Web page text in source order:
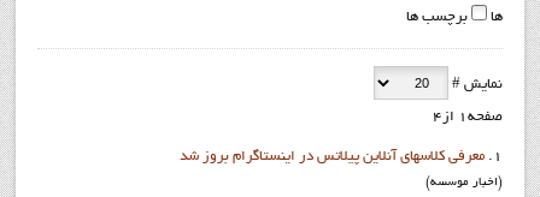
ها
برچسب ها
نمایش #
صفحه1 از4
1.
معرفی کلاسهای آنلاین پیلاتس در اینستاگرام بروز شد
(اخبار موسسه)